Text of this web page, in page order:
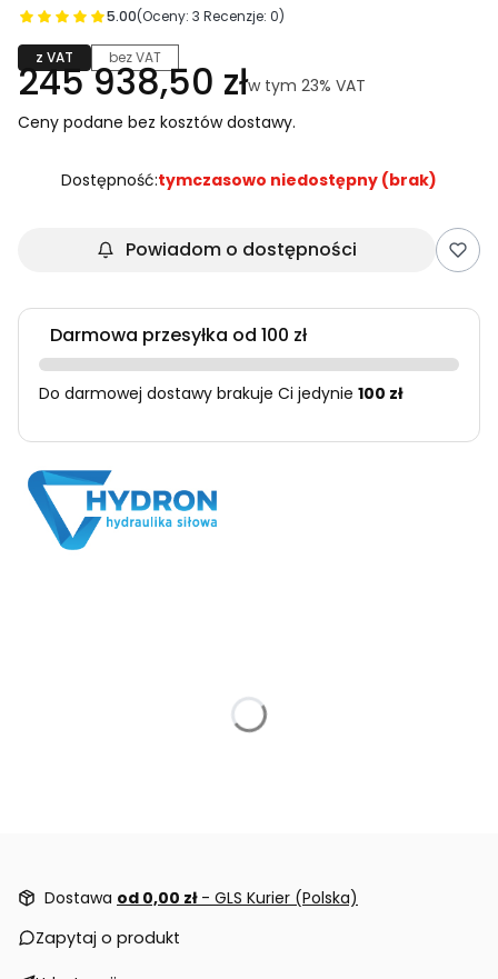
5.00(Oceny: 3 Recenzje: 0)
z VAT bez VAT
Cena
245 938,50 złw tym 23% VAT
w tym 23% VAT
Ceny podane bez kosztów dostawy.
Dostępność:tymczasowo niedostępny (brak)
Powiadom o dostępności
Darmowa przesyłka od 100 zł
Do darmowej dostawy brakuje Ci jedynie 100 zł
Dostawa od 0,00 zł - GLS Kurier (Polska)
Zapytaj o produkt